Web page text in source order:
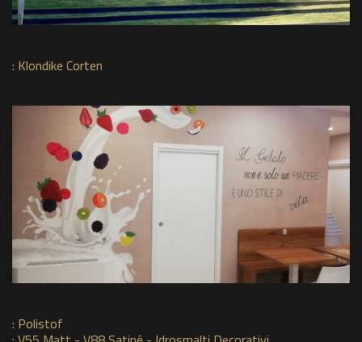
: Klondike Corten
: Polistof